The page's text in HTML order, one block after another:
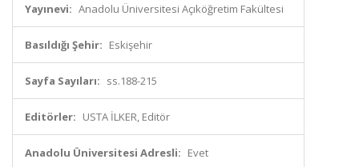
Yayınevi: Anadolu Üniversitesi Açıköğretim Fakültesi
Basıldığı Şehir: Eskişehir
Sayfa Sayıları: ss.188-215
Editörler: USTA İLKER, Editör
Anadolu Üniversitesi Adresli: Evet